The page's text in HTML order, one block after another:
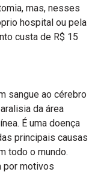
mas, nesses
hospital ou pela
custa de R$ 15
sangue ao cérebro
da área
É uma doença
principais causas
todo o mundo.
por motivos